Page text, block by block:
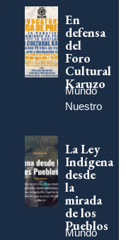
En
defensa
del
Foro
Cultural
Karuzo
Mundo
Nuestro
La Ley
Indígena
desde
la
mirada
de los
Pueblos
Mundo